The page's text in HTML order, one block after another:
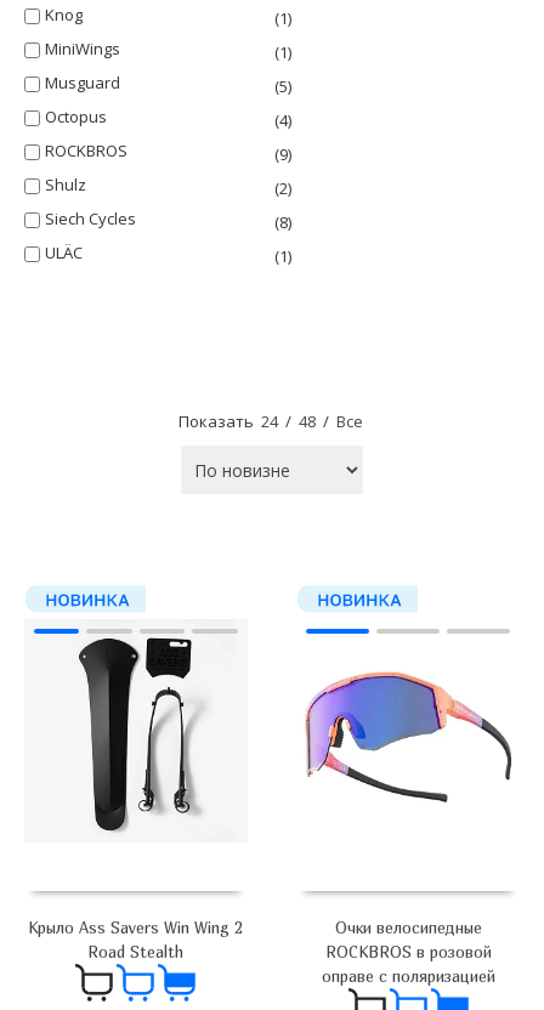
Knog
(1)
MiniWings
(1)
Musguard
(5)
Octopus
(4)
ROCKBROS
(9)
Shulz
(2)
Siech Cycles
(8)
ULÄC
(1)
Показать 24 / 48 / Все
Крыло Ass Savers Win Wing 2
Road Stealth
Очки велосипедные
ROCKBROS в розовой
оправе с поляризацией